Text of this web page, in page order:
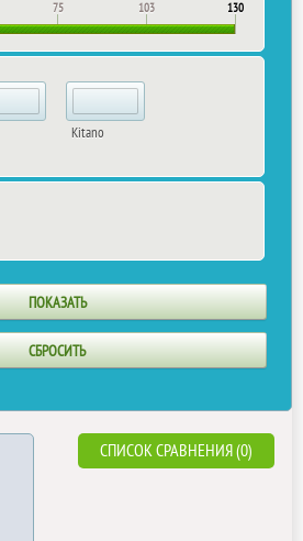
75 103 130
Kitano
СПИСОК СРАВНЕНИЯ (0)